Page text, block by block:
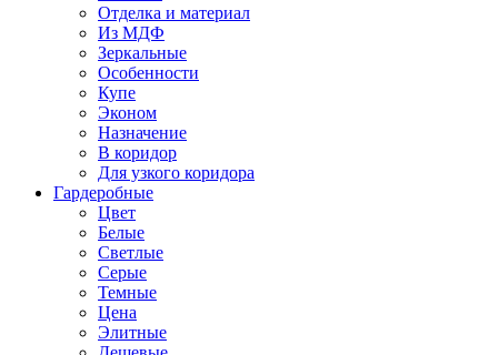
Отделка и материал
Из МДФ
Зеркальные
Особенности
Купе
Эконом
Назначение
В коридор
Для узкого коридора
Гардеробные
Цвет
Белые
Светлые
Серые
Темные
Цена
Элитные